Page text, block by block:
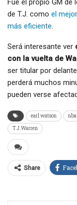
Fue el propio GM de
de T.J. como el mejor
más eficiente.
Será interesante ver
con la vuelta de
ser titular por
perderá muchos
pueden verse
earl watson nba
T.J.Warren
Share